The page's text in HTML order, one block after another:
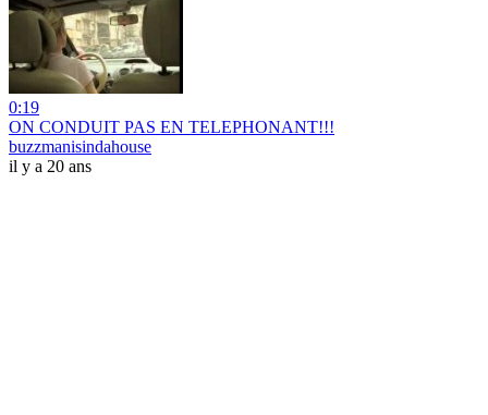
0:19
ON CONDUIT PAS EN TELEPHONANT!!!
buzzmanisindahouse
il y a 20 ans